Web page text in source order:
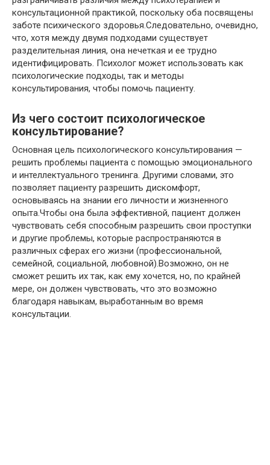
консультационной практикой, поскольку оба посвящены
заботе психического здоровья.Следовательно, очевидно,
что, хотя между двумя подходами существует
разделительная линия, она нечеткая и ее трудно
идентифицировать. Психолог может использовать как
психологические подходы, так и методы
консультирования, чтобы помочь пациенту.
Из чего состоит психологическое
консультирование?
Основная цель психологического консультирования —
решить проблемы пациента с помощью эмоционального
и интеллектуального тренинга. Другими словами, это
позволяет пациенту разрешить дискомфорт,
основываясь на знании его личности и жизненного
опыта.Чтобы она была эффективной, пациент должен
чувствовать себя способным разрешить свои проступки
и другие проблемы, которые распространяются в
различных сферах его жизни (профессиональной,
семейной, социальной, любовной).Возможно, он не
сможет решить их так, как ему хочется, но, по крайней
мере, он должен чувствовать, что это возможно
благодаря навыкам, выработанным во время
консультации.